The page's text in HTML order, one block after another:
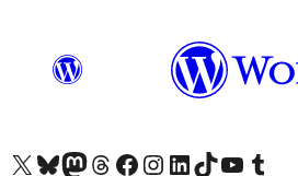
Das X-Konto (früher Twitter) von WordPress.org besuchen
Das Bluesky-Konto von WordPress.org besuchen
Das Mastodon-Konto von WordPress.org besuchen
Das Threads-Konto von WordPress.org besuchen
Die Facebook-Seite von WordPress.org besuchen
Das Instagram-Konto von WordPress.org besuchen
Das LinkedIn-Konto von WordPress.org besuchen
Das TikTok-Konto von WordPress.org besuchen
Den YouTube-Kanal vonDas Tumblr-Konto